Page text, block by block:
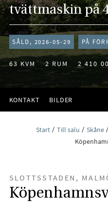
tvättmaskin på
SÅLD, 2026-05-29 PÅ
63 KVM 2 RUM 2 410
KONTAKT BILDER
Start Till salu Skåne
SLOTTSSTADEN,